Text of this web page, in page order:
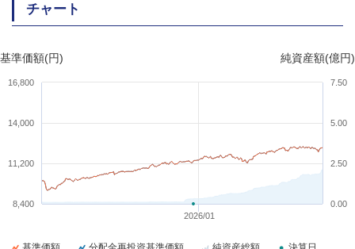
チャート
基準価額(円) 純資産額(億円)
2026/01
8,400
11,200
14,000
16,800
0.00
2.50
5.00
7.50